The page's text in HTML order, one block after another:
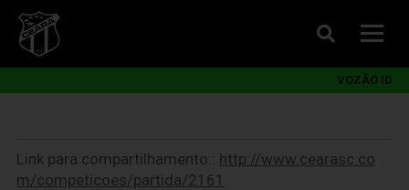
VOZÃO ID
Link para compartilhamento:: http://www.cearasc.co
m/competicoes/partida/2161